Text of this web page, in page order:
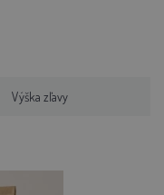
Výška zľavy